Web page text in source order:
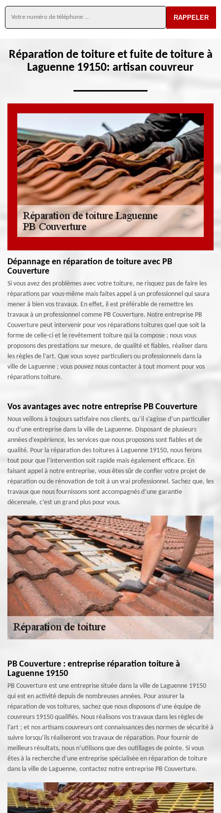
Réparation de toiture et fuite de toiture à
Laguenne 19150: artisan couvreur
Dépannage en réparation de toiture avec PB
Couverture
Si vous avez des problèmes avec votre toiture, ne risquez pas de faire les
réparations par vous-même mais faites appel à un professionnel qui saura
mener à bien vos travaux. En effet, il est préférable de remettre les
travaux à un professionnel comme PB Couverture. Notre entreprise PB
Couverture peut intervenir pour vos réparations toitures quel que soit la
forme de celle-ci et le revêtement toiture qui la compose ; nous vous
proposons des prestations sur mesure, de qualité et fiables, réaliser dans
les règles de l’art. Que vous soyez particuliers ou professionnels dans la
ville de Laguenne ; vous pouvez nous contacter à tout moment pour vos
réparations toiture.
Vos avantages avec notre entreprise PB Couverture
Nous veillons à toujours satisfaire nos clients, qu’il s’agisse d’un particulier
ou d’une entreprise dans la ville de Laguenne. Disposant de plusieurs
années d’expérience, les services que nous proposons sont fiables et de
qualité. Pour la réparation des toitures à Laguenne 19150, nous ferons
tout pour que l’intervention soit rapide mais également efficace. En
faisant appel à notre entreprise, vous êtes sûr de confier votre projet de
réparation ou de rénovation de toit à un vrai professionnel. Sachez que, les
travaux que nous fournissons sont accompagnés d’une garantie
décennale, c’est un grand plus pour vous.
PB Couverture : entreprise réparation toiture à
Laguenne 19150
PB Couverture est une entreprise située dans la ville de Laguenne 19150
qui est en activité depuis de nombreuses années. Pour assurer la
réparation de vos toitures, sachez que nous disposons d’une équipe de
couvreurs 19150 qualifiés. Nous réalisons vos travaux dans les règles de
l’art ; et nos artisans couvreurs ont connaissances des normes de sécurité à
suivre lorsqu’ils réaliseront vos travaux de réparation. Pour fournir de
meilleurs résultats, nous n’utilisons que des outillages de pointe. Si vous
êtes à la recherche d’une entreprise spécialisée en réparation de toiture
dans la ville de Laguenne, contactez notre entreprise PB Couverture.